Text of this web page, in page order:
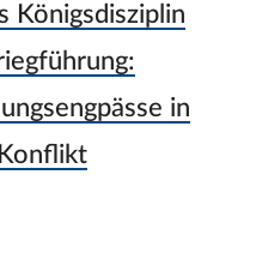
Königsdisziplin
in